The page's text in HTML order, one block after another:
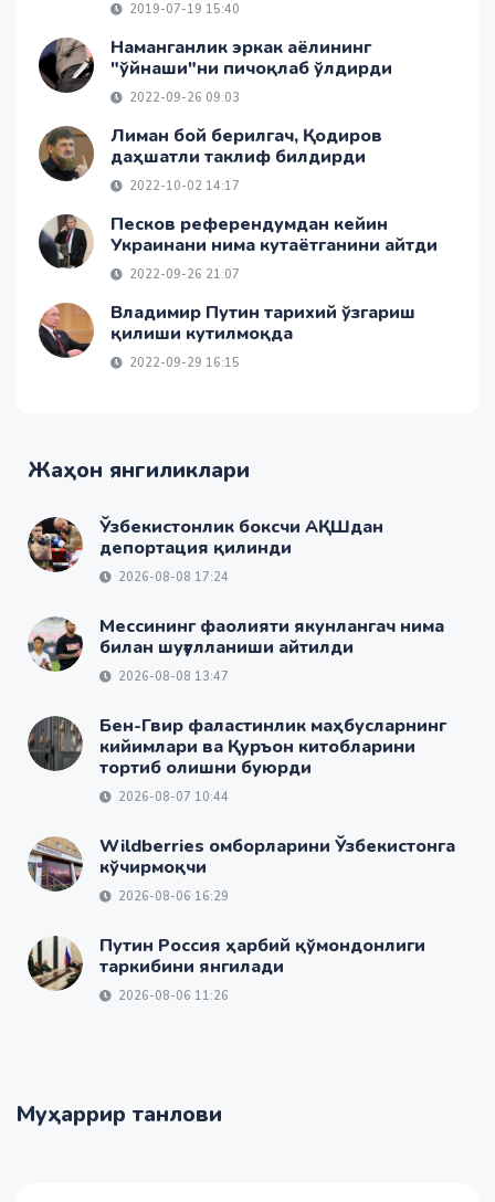
2019-07-19 15:40
Наманганлик эркак аёлининг
"ўйнаши"ни пичоқлаб ўлдирди
2022-09-26 09:03
Лиман бой берилгач, Қодиров
даҳшатли таклиф билдирди
2022-10-02 14:17
Песков референдумдан кейин
Украинани нима кутаётганини айтди
2022-09-26 21:07
Владимир Путин тарихий ўзгариш
қилиши кутилмоқда
2022-09-29 16:15
Жаҳон янгиликлари
Ўзбекистонлик боксчи АҚШдан
депортация қилинди
2026-08-08 17:24
Мессининг фаолияти якунлангач нима
билан шуғулланиши айтилди
2026-08-08 13:47
Бен-Гвир фаластинлик маҳбусларнинг
кийимлари ва Қуръон китобларини
тортиб олишни буюрди
2026-08-07 10:44
Wildberries омборларини Ўзбекистонга
кўчирмоқчи
2026-08-06 16:29
Путин Россия ҳарбий қўмондонлиги
таркибини янгилади
2026-08-06 11:26
Муҳаррир танлови